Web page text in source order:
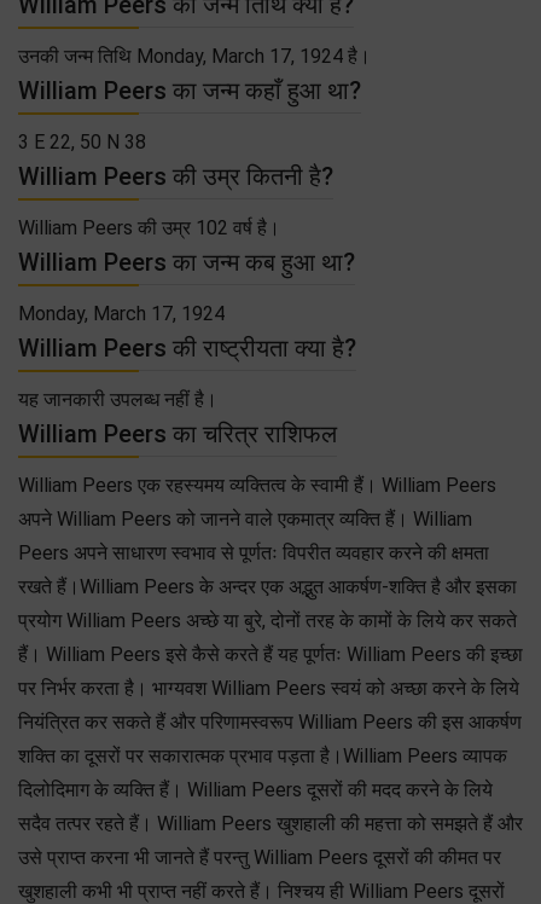
उनकी जन्म तिथि Monday, March 17, 1924 है।
William Peers का जन्म कहाँ हुआ था?
3 E 22, 50 N 38
William Peers की उम्र कितनी है?
William Peers की उम्र 102 वर्ष है।
William Peers का जन्म कब हुआ था?
Monday, March 17, 1924
William Peers की राष्ट्रीयता क्या है?
यह जानकारी उपलब्ध नहीं है।
William Peers का चरित्र राशिफल
William Peers एक रहस्यमय व्यक्तित्व के स्वामी हैं। William Peers
अपने William Peers को जानने वाले एकमात्र व्यक्ति हैं। William
Peers अपने साधारण स्वभाव से पूर्णतः विपरीत व्यवहार करने की क्षमता
रखते हैं।William Peers के अन्दर एक अद्भुत आकर्षण-शक्ति है और इसका
प्रयोग William Peers अच्छे या बुरे, दोनों तरह के कामों के लिये कर सकते
हैं। William Peers इसे कैसे करते हैं यह पूर्णतः William Peers की इच्छा
पर निर्भर करता है। भाग्यवश William Peers स्वयं को अच्छा करने के लिये
नियंत्रित कर सकते हैं और परिणामस्वरूप William Peers की इस आकर्षण
शक्ति का दूसरों पर सकारात्मक प्रभाव पड़ता है।William Peers व्यापक
दिलोदिमाग के व्यक्ति हैं। William Peers दूसरों की मदद करने के लिये
सदैव तत्पर रहते हैं। William Peers खुशहाली की महत्ता को समझते हैं और
उसे प्राप्त करना भी जानते हैं परन्तु William Peers दूसरों की कीमत पर
खुशहाली कभी भी प्राप्त नहीं करते हैं। निश्चय ही William Peers दूसरों